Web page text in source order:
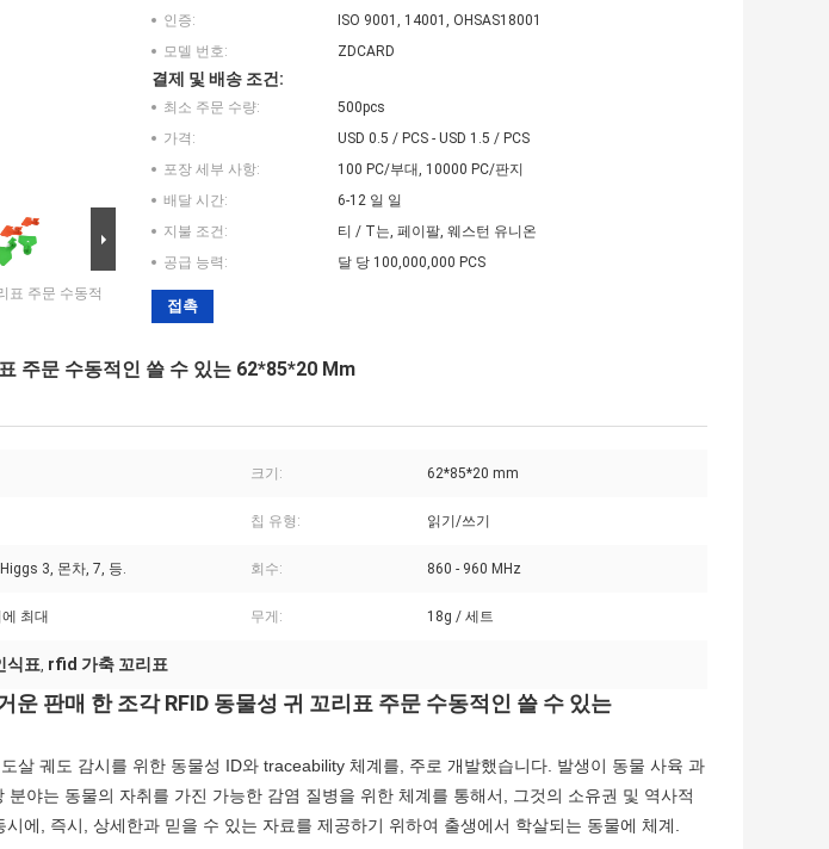
표 주문 수동적
인증:
ISO 9001, 14001, OHSAS18001
모델 번호:
ZDCARD
결제 및 배송 조건:
최소 주문 수량:
500pcs
가격:
USD 0.5 / PCS - USD 1.5 / PCS
포장 세부 사항:
100 PC/부대, 10000 PC/판지
배달 시간:
6-12 일 일
지불 조건:
티 / T는, 페이팔, 웨스턴 유니온
공급 능력:
달 당 100,000,000 PCS
접촉
주문 수동적인 쓸 수 있는 62*85*20 Mm
크기: 62*85*20 mm
칩 유형: 읽기/쓰기
3, 몬차, 7, 등. 회수: 860 - 960 MHz
최대 무게: 18g / 세트
식표, rfid 가축 꼬리표
운 판매 한 조각 RFID 동물성 귀 꼬리표 주문 수동적인 쓸 수 있는
살 궤도 감시를 위한 동물성 ID와 traceability 체계를, 주로 개발했습니다. 발생이 동물 사육 과
분야는 동물의 자취를 가진 가능한 감염 질병을 위한 체계를 통해서, 그것의 소유권 및 역사적
에, 즉시, 상세한과 믿을 수 있는 자료를 제공하기 위하여 출생에서 학살되는 동물에 체계.